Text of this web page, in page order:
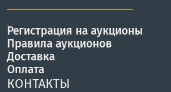
Регистрация на аукционы
Правила аукционов
Доставка
Оплата
КОНТАКТЫ